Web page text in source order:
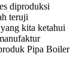
diproduksi
teruji
kita ketahui
Pipa Boiler